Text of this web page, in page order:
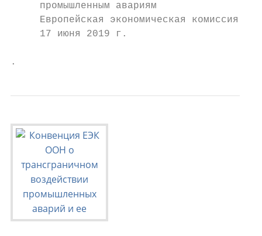
     промышленным авариям
     Европейская экономическая комиссия ООН
     17 июня 2019 г.
.